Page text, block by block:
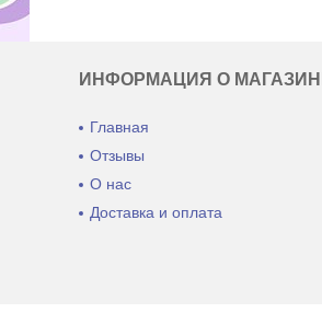
ИНФОРМАЦИЯ О
Главная
Отзывы
О нас
Доставка и оплата